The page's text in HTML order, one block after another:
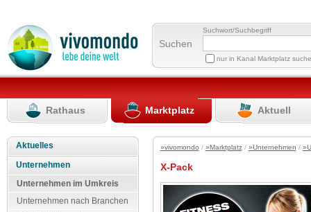
Suchen
Suchwort/Suchbegriff
nur in Kanal Marktplatz
Rathaus Marktplatz Aktuell
Aktuelles
Unternehmen
Unternehmen im Umkreis
Unternehmen nach Branchen
»vivomondo / »Marktplatz/ »Unternehmen /
X-Pack